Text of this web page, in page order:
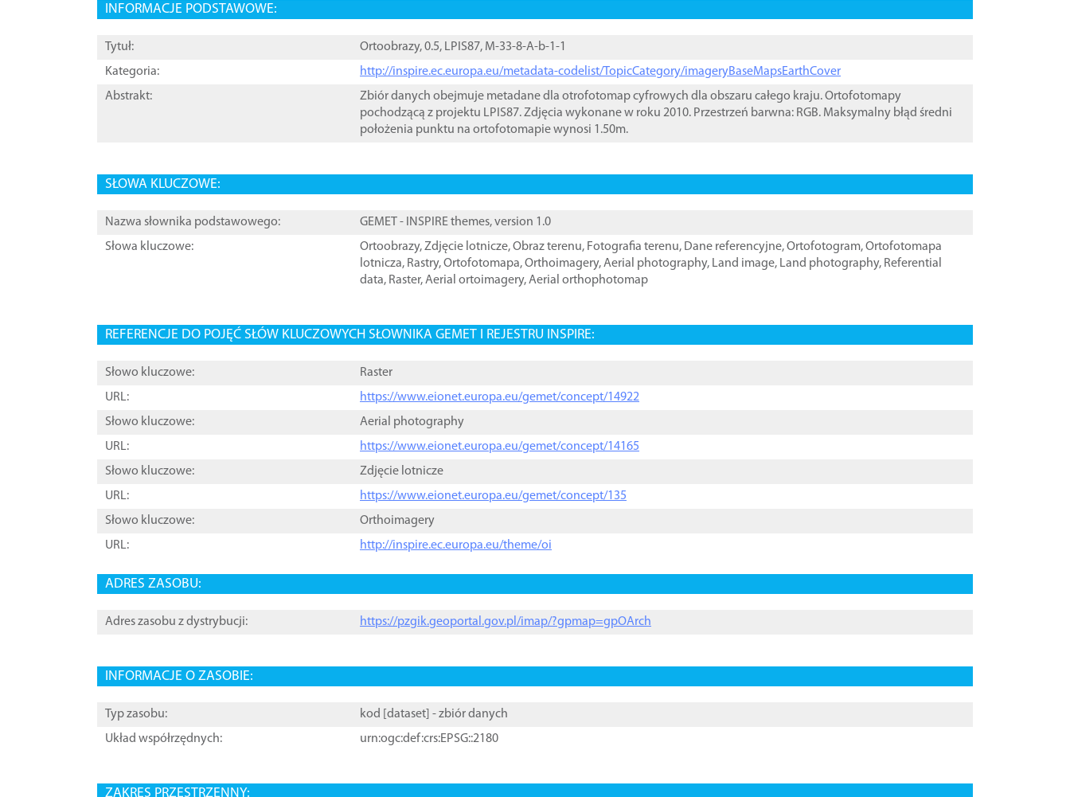
INFORMACJE PODSTAWOWE:
Tytuł:
Ortoobrazy, 0.5, LPIS87, M-33-8-A-b-1-1
Kategoria:
http://inspire.ec.europa.eu/metadata-codelist/TopicCategory/imageryBaseMapsEarthCover
Abstrakt:
Zbiór danych obejmuje metadane dla otrofotomap cyfrowych dla obszaru całego kraju. Ortofotomapy
pochodzącą z projektu LPIS87. Zdjęcia wykonane w roku 2010. Przestrzeń barwna: RGB. Maksymalny błąd średni
położenia punktu na ortofotomapie wynosi 1.50m.
SŁOWA KLUCZOWE:
Nazwa słownika podstawowego:
GEMET - INSPIRE themes, version 1.0
Słowa kluczowe:
Ortoobrazy,Zdjęcie lotnicze,Obraz terenu, Fotografia terenu, Dane referencyjne,Ortofotogram,Ortofotomapa
lotnicza, Rastry,Ortofotomapa,Orthoimagery,Aerial photography, Land image, Land photography, Referential
data, Raster,Aerial ortoimagery,Aerial orthophotomap
REFERENCJE DO POJĘĆ SŁÓW KLUCZOWYCH SŁOWNIKA GEMET I REJESTRU INSPIRE:
Słowo kluczowe:
Raster
URL:
https://www.eionet.europa.eu/gemet/concept/14922
Słowo kluczowe:
Aerial photography
URL:
https://www.eionet.europa.eu/gemet/concept/14165
Słowo kluczowe:
Zdjęcie lotnicze
URL:
https://www.eionet.europa.eu/gemet/concept/135
Słowo kluczowe:
Orthoimagery
URL:
http://inspire.ec.europa.eu/theme/oi
ADRES ZASOBU:
Adres zasobu z dystrybucji: https://pzgik.geoportal.gov.pl/imap/?gpmap=gpOArch
INFORMACJE O ZASOBIE:
Typ zasobu: kod [ dataset ] - zbiór danych
Układ współrzędnych:
urn:ogc:def:crs:EPSG::2180
ZAKRES PRZESTRZENNY: